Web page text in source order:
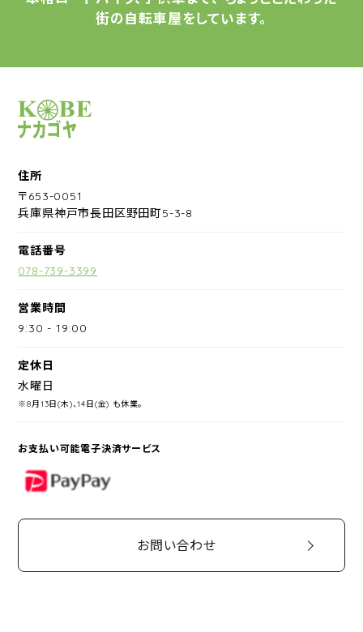
街の自転車屋をしています。
サイクルショップナカゴヤ
住所
〒653-0051
兵庫県神戸市長田区野田町5-3-8
電話番号
078-739-3399
営業時間
9:30 -19:00
定休日
水曜日
※8月13日(木)、14日(金) も休業。
お支払い可能電子決済サービス
PayPay
お問い合わせ